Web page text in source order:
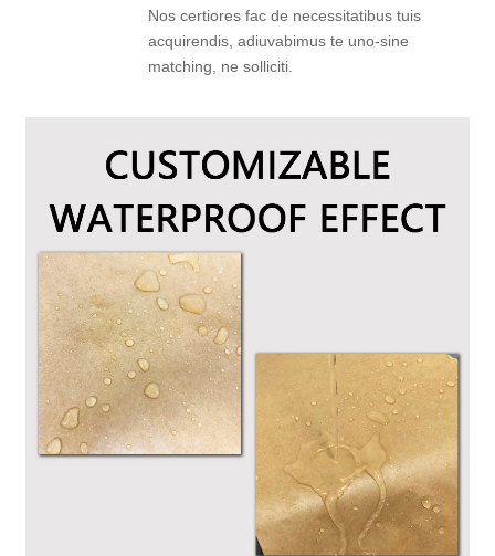
Nos certiores fac de necessitatibus tuis
acquirendis, adiuvabimus te uno-sine
matching, ne solliciti.